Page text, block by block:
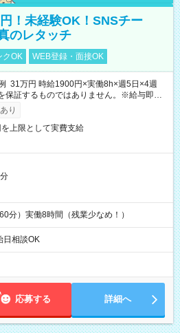
！未経験OK！SNSチー
のレタッチ
クOK WEB登録・面接OK
31万円 時給1900円×実働8h×週5日×4週
証するものではありません。※給与即受
利用条件有）
り
上限として実費支給
分）実働8時間（残業少なめ！）
相談OK
応募する 詳細へ